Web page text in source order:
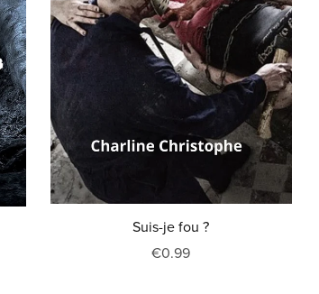
Suis-je fou ?
€0.99